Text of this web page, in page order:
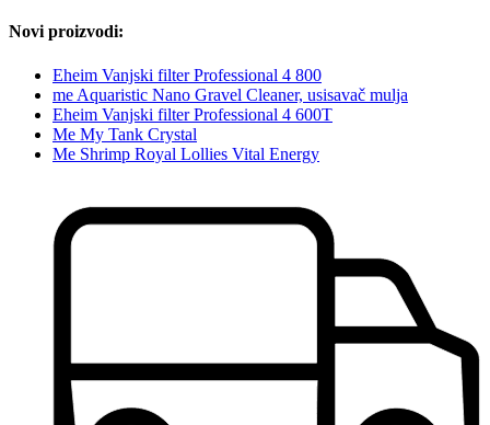
Novi proizvodi:
Eheim Vanjski filter Professional 4 800
me Aquaristic Nano Gravel Cleaner, usisavač mulja
Eheim Vanjski filter Professional 4 600T
Me My Tank Crystal
Me Shrimp Royal Lollies Vital Energy